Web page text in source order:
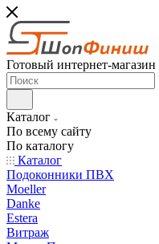
Готовый интернет-магазин
Каталог
По всему сайту
По каталогу
Каталог
Подоконники ПВХ
Moeller
Danke
Estera
Витраж